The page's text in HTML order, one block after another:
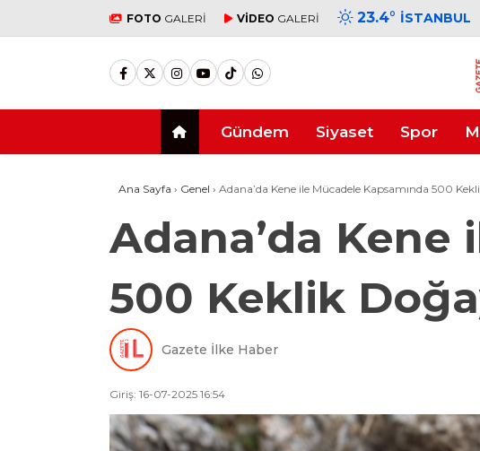
FOTO GALERİ VİDEO GALERİ 23.4° İSTANBUL
Gündem Siyaset Spor
Ana Sayfa › Genel › Adana’da Kene ile Mücadele Kapsamında 500
Adana’da Kene
500 Keklik
Gazete İlke Haber
Giriş: 16-07-2025 16:54